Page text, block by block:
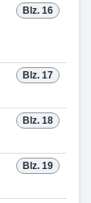
Blz. 16
Blz. 17
Blz. 18
Blz. 19